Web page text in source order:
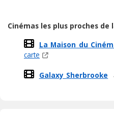
Cinémas les plus proches
La Maison du
carte
Galaxy Sherbrooke